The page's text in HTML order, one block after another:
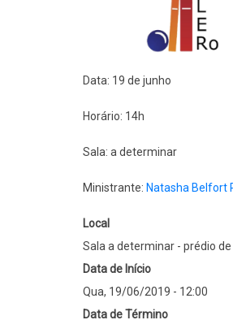
Data: 19 de junho
Horário: 14h
Sala: a determinar
Ministrante: Natasha Belfort
Local
Sala a determinar - prédio de
Data de Início
Qua, 19/06/2019 - 12:00
Data de Término